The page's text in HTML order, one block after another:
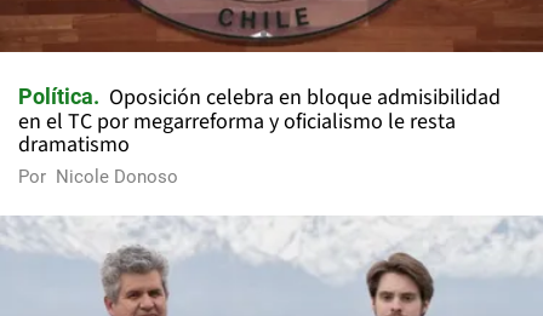
Política
Oposición celebra en bloque admisibilidad
en el TC por megarreforma y oficialismo le resta
dramatismo
Por Nicole Donoso